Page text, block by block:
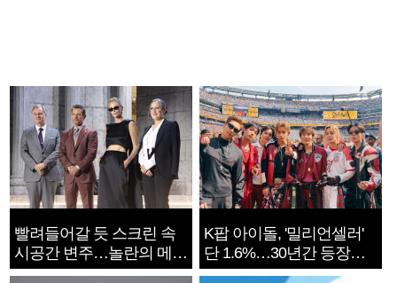
빨려들어갈 듯 스크린 속
시공간 변주…놀란의 메시
지는 ‘전쟁 속죄’
K팝 아이돌, '밀리언셀러'
단 1.6%…30년간 등장
1182개팀 전수조사